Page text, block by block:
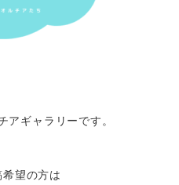
アギャラリーです。
望の方は